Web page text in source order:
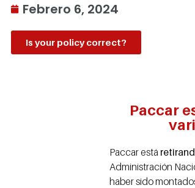
Febrero 6, 2024
Is your policy correct?
Paccar
Paccar está
Administración
haber sido